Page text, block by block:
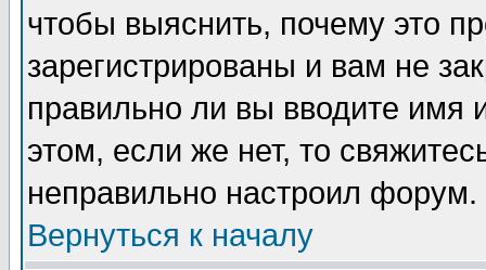
чтобы выяснить, почему это
зарегистрированы и вам не
правильно ли вы вводите
этом, если же нет, то
неправильно настроил форум.
Вернуться к началу